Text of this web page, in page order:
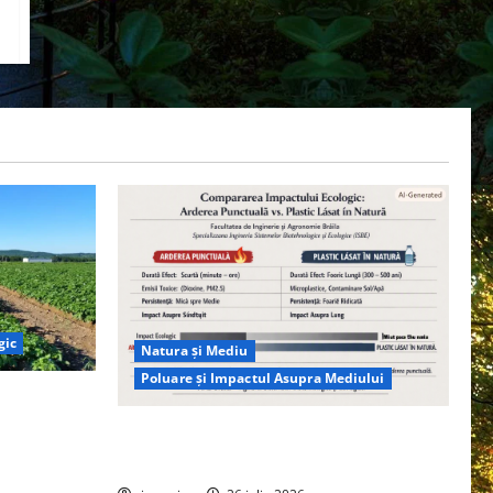
Natura și Mediu
Poluare și Impactul Asupra Mediului